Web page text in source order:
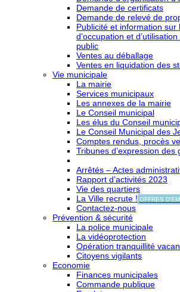
Demande de certificats
Demande de relevé de
Publicité et information sur
d’occupation et
public
Ventes au déballage
Ventes en liquidation des
Vie municipale
La mairie
Services municipaux
Les annexes de la mairie
Le Conseil municipal
Les élus du Conseil
Le Conseil Municipal des
Comptes rendus, procès
Tribunes d’expression des
Arrêtés – Actes
Rapport d’activités 2023
Vie des quartiers
La Ville recrute ! OFFRES
Contactez-nous
Prévention & sécurité
La police municipale
La vidéoprotection
Opération tranquillité
Citoyens vigilants
Economie
Finances municipales
Commande publique